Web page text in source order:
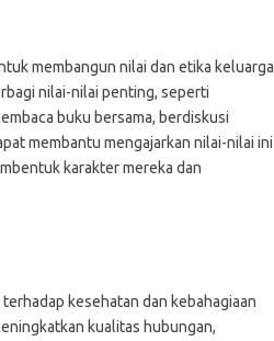
membangun nilai dan etika keluarga
nilai-nilai penting, seperti
buku bersama, berdiskusi
membantu mengajarkan nilai-nilai ini
karakter mereka dan
kesehatan dan kebahagiaan
kualitas hubungan,